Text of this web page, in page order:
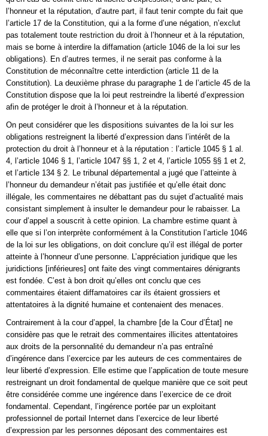
l’honneur et la réputation, d’autre part, il faut tenir compte du fait que
l’article 17 de la Constitution, qui a la forme d’une négation, n’exclut
pas totalement toute restriction du droit à l’honneur et à la réputation,
mais se borne à interdire la diffamation (article 1046 de la loi sur les
obligations). En d’autres termes, il ne serait pas conforme à la
Constitution de méconnaître cette interdiction (article 11 de la
Constitution). La deuxième phrase du paragraphe 1 de l’article 45 de la
Constitution dispose que la loi peut restreindre la liberté d’expression
afin de protéger le droit à l’honneur et à la réputation.
On peut considérer que les dispositions suivantes de la loi sur les
obligations restreignent la liberté d’expression dans l’intérêt de la
protection du droit à l’honneur et à la réputation : l’article 1045 § 1 al.
4, l’article 1046 § 1, l’article 1047 §§ 1, 2 et 4, l’article 1055 §§ 1 et 2,
et l’article 134 § 2. Le tribunal départemental a jugé que l’atteinte à
l’honneur du demandeur n’était pas justifiée et qu’elle était donc
illégale, les commentaires ne débattant pas du sujet d’actualité mais
consistant simplement à insulter le demandeur pour le rabaisser. La
cour d’appel a souscrit à cette opinion. La chambre estime quant à
elle que si l’on interprète conformément à la Constitution l’article 1046
de la loi sur les obligations, on doit conclure qu’il est illégal de porter
atteinte à l’honneur d’une personne. L’appréciation juridique que les
juridictions [inférieures] ont faite des vingt commentaires dénigrants
est fondée. C’est à bon droit qu’elles ont conclu que ces
commentaires étaient diffamatoires car ils étaient grossiers et
attentatoires à la dignité humaine et contenaient des menaces.
Contrairement à la cour d’appel, la chambre [de la Cour d’État] ne
considère pas que le retrait des commentaires illicites attentatoires
aux droits de la personnalité du demandeur n’a pas entraîné
d’ingérence dans l’exercice par les auteurs de ces commentaires de
leur liberté d’expression. Elle estime que l’application de toute mesure
restreignant un droit fondamental de quelque manière que ce soit peut
être considérée comme une ingérence dans l’exercice de ce droit
fondamental. Cependant, l’ingérence portée par un exploitant
professionnel de portail Internet dans l’exercice de leur liberté
d’expression par les personnes déposant des commentaires est